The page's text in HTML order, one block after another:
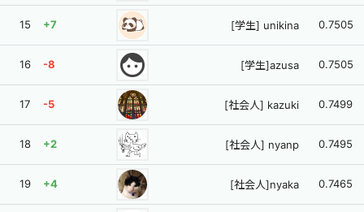
15 +7 [学生] unikina 0.7505
16 -8 face [学生]azusa 0.7505
17 -5 [社会人] kazuki 0.7499
18 +2 [社会人] nyanp 0.7495
19 +4 [社会人]nyaka 0.7465